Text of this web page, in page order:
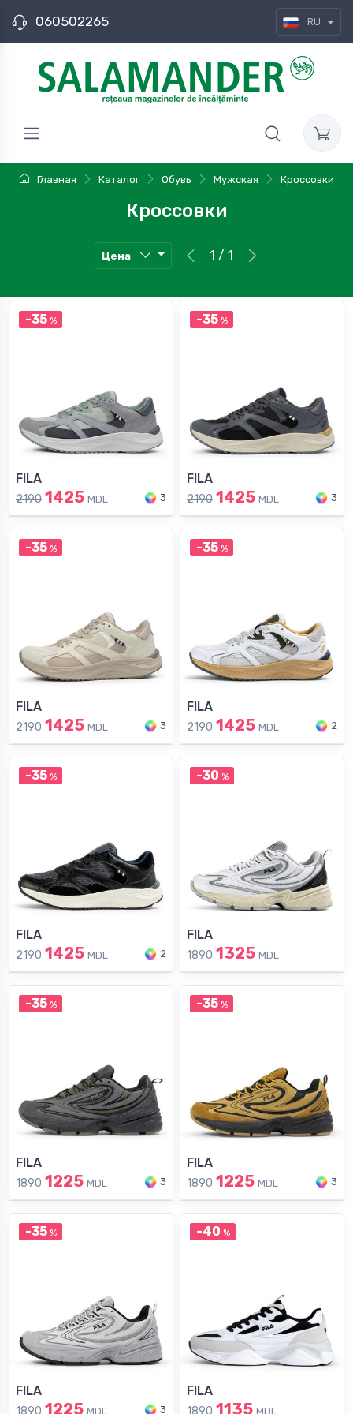
060502265 RU
Главная Каталог Обувь Мужская Кроссовки
Кроссовки
Цена 1 / 1
-35%
FILA
2190 1425 MDL 3
-35%
FILA
2190 1425 MDL 3
-35%
FILA
2190 1425 MDL 3
-35%
FILA
2190 1425 MDL 2
-35%
FILA
2190 1425 MDL 2
-30 %
FILA
1890 1325 MDL
-35%
FILA
1890 1225 MDL 3
-35%
FILA
1890 1225 MDL 3
-35%
FILA
1225 MDL 3
-40 %
FILA
1135 MDL